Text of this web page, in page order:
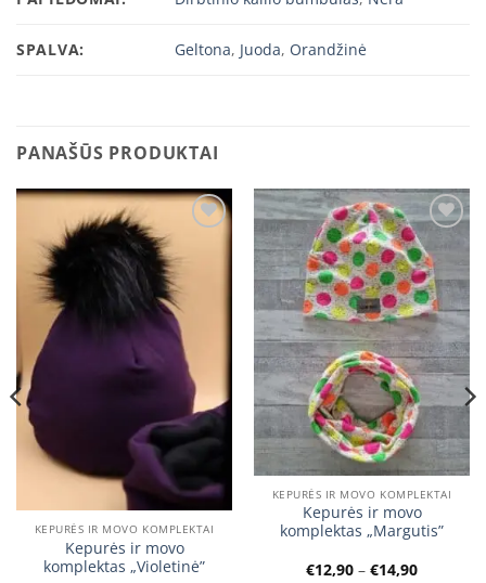
SPALVA: Geltona, Juoda, Orandžinė
PANAŠŪS PRODUKTAI
wishlist
KEPURĖS IR MOVO KOMPLEKTAI
Kepurės ir movo
komplektas „Violetinė”
Add to
wishlist
KEPURĖS IR MOVO KOMPLEKTAI
Kepurės ir movo
komplektas „Margutis”
€12,90 – €14,90Price